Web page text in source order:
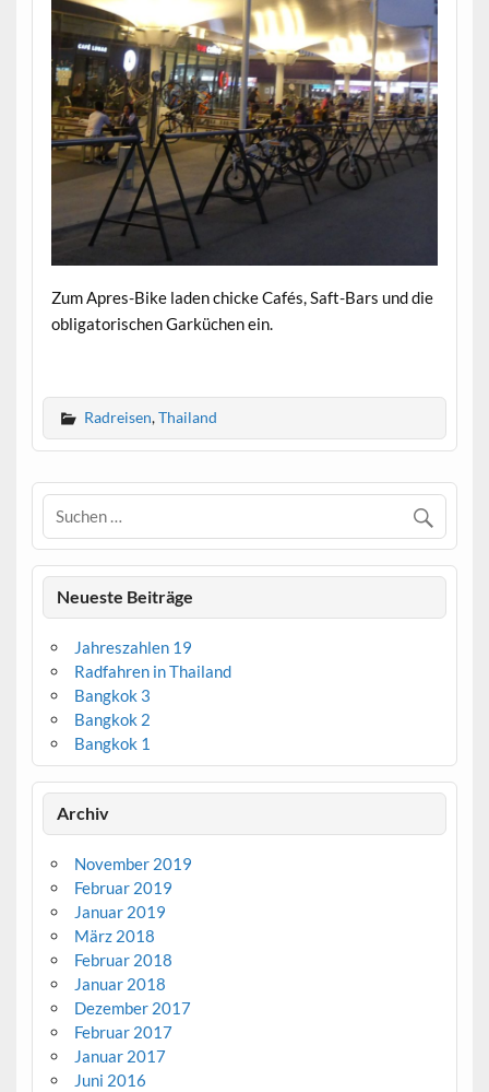
Zum Apres-Bike laden chicke Cafés, Saft-Bars und die
obligatorischen Garküchen ein.
Radreisen,Thailand
Neueste Beiträge
Jahreszahlen 19
Radfahren in Thailand
Bangkok 3
Bangkok 2
Bangkok 1
Archiv
November 2019
Februar 2019
Januar 2019
März 2018
Februar 2018
Januar 2018
Dezember 2017
Februar 2017
Januar 2017
Juni 2016